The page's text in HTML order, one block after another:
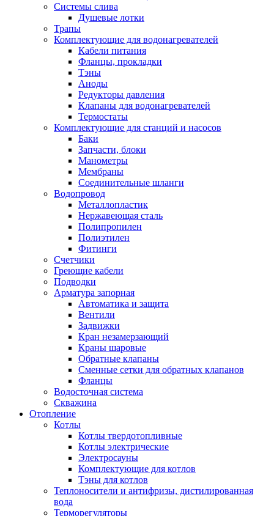
Условия возврата товара
Обмен и возврат товара
Системы слива
Душевые лотки
Трапы
Комплектующие для водонагревателей
Кабели питания
Фланцы, прокладки
Тэны
Аноды
Редукторы давления
Клапаны для водонагревателей
Термостаты
Комплектующие для станций и насосов
Баки
Запчасти, блоки
Манометры
Мембраны
Соединительные шланги
Водопровод
Металлопластик
Нержавеющая сталь
Полипропилен
Полиэтилен
Фитинги
Счетчики
Греющие кабели
Подводки
Арматура запорная
Автоматика и защита
Вентили
Задвижки
Кран незамерзающий
Краны шаровые
Обратные клапаны
Сменные сетки для обратных клапанов
Фланцы
Водосточная система
Скважина
Отопление
Котлы
Котлы твердотопливные
Котлы электрические
Электросауны
Комплектующие для котлов
Тэны для котлов
Теплоносители и антифризы, дистилированная
вода
Терморегуляторы